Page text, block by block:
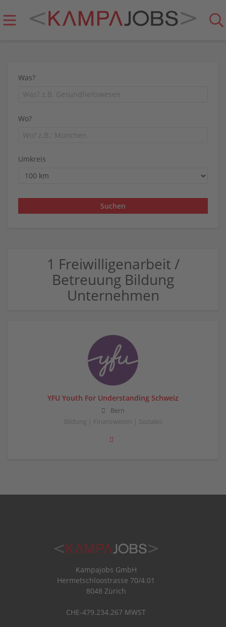
Was?
Wo?
Umkreis
1 Freiwilligenarbeit /
Betreuung Bildung
Unternehmen
YFU Youth For Understanding Schweiz
Bern
Bildung | Finanzwesen | Soziales
Kampajobs GmbH
Hermetschloostrasse 70/4.01
8048 Zürich
CHE-479.234.267 MWST